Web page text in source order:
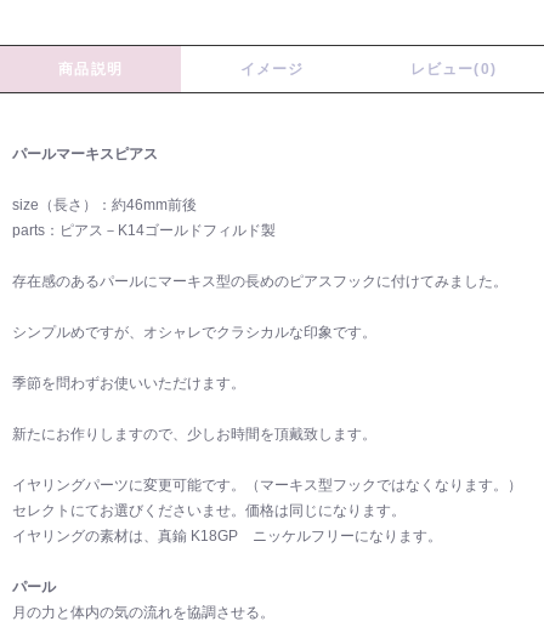
商品説明 イメージ レビュー(0)
パールマーキスピアス
size（長さ）：約46mm前後
parts：ピアス－K14ゴールドフィルド製
存在感のあるパールにマーキス型の長めのピアスフックに付けてみました。
シンプルめですが、オシャレでクラシカルな印象です。
季節を問わずお使いいただけます。
新たにお作りしますので、少しお時間を頂戴致します。
イヤリングパーツに変更可能です。（マーキス型フックではなくなります。）
セレクトにてお選びくださいませ。価格は同じになります。
イヤリングの素材は、真鍮 K18GP ニッケルフリーになります。
パール
月の力と体内の気の流れを協調させる。